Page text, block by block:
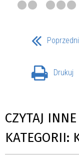
Drukuj
CZYTAJ
KATEGORII: